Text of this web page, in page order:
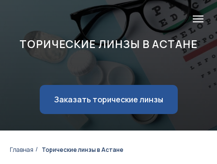
ТОРИЧЕСКИЕ ЛИНЗЫ В АСТАНЕ
Заказать торические линзы
Главная / Торические линзы в Астане